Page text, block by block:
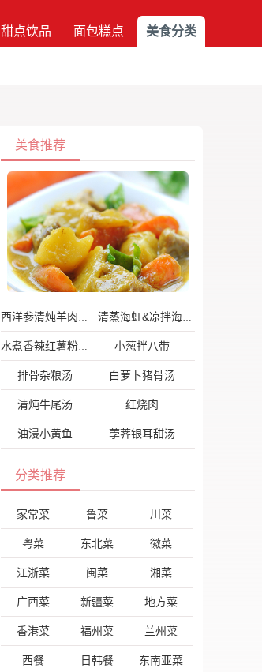
甜点饮品 面包糕点 美食分类
美食推荐
西洋参清炖羊肉汤 清蒸海虹&凉拌海虹
水煮香辣红薯粉丝 小葱拌八带
排骨杂粮汤 白萝卜猪骨汤
清炖牛尾汤 红烧肉
油浸小黄鱼 荸荠银耳甜汤
分类推荐
家常菜 鲁菜 川菜
粤菜 东北菜 徽菜
江浙菜 闽菜 湘菜
广西菜 新疆菜 地方菜
香港菜 福州菜 兰州菜
西餐 日韩餐 东南亚菜